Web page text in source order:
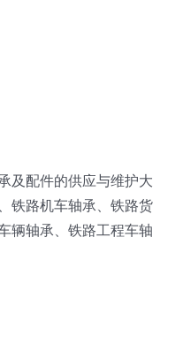
及配件的供应与维护大
铁路机车轴承、铁路货
辆轴承、铁路工程车轴